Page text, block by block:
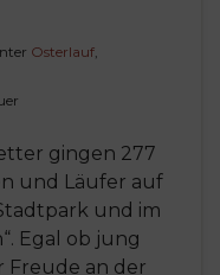
Osterlauf
gingen 277
und Läufer auf
und im
Egal ob jung
Freude an der